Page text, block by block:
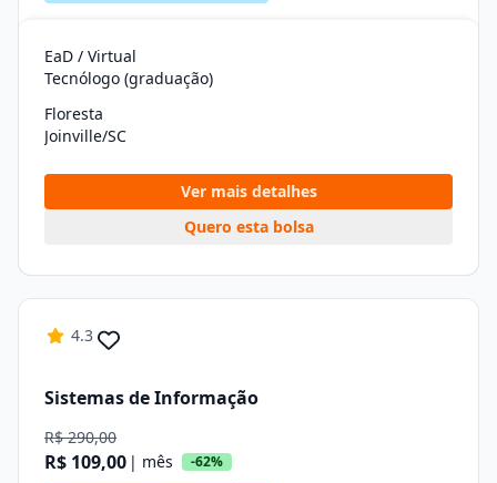
EaD / Virtual
Tecnólogo (graduação)
Floresta
Joinville/SC
Ver mais detalhes
Quero esta bolsa
4.3
Sistemas de Informação
R$ 290,00
R$ 109,00 | mês -62%